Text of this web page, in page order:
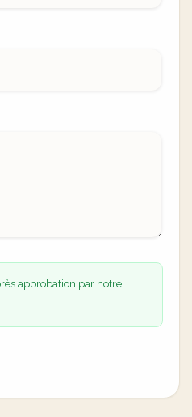
approbation par notre